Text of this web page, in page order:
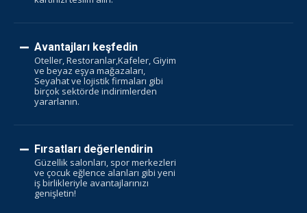
Avantajları keşfedin
Oteller, Restoranlar,Kafeler, Giyim
ve beyaz eşya mağazaları,
Seyahat ve lojistik firmaları gibi
birçok sektörde indirimlerden
yararlanın.
Fırsatları değerlendirin
Güzellik salonları, spor merkezleri
ve çocuk eğlence alanları gibi yeni
iş birlikleriyle avantajlarınızı
genişletin!